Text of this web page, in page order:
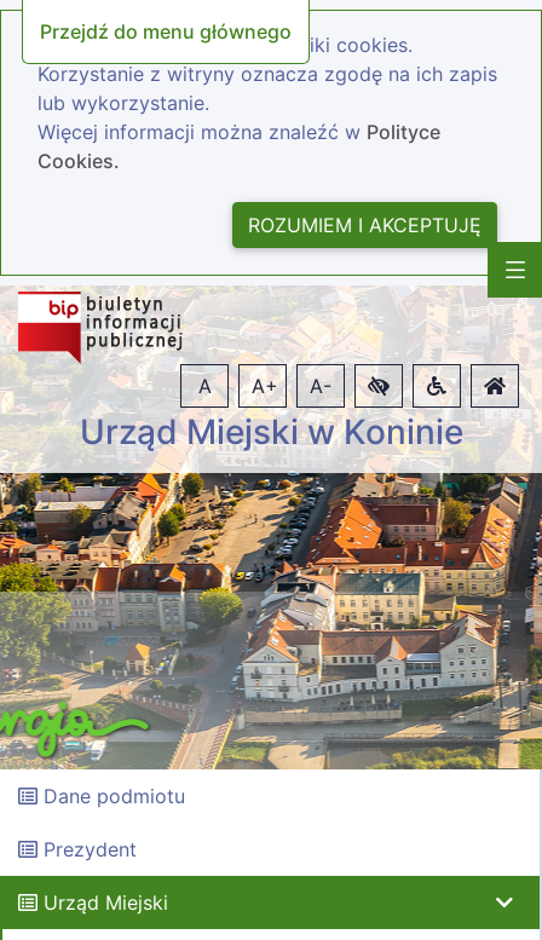
Przejdź do menu głównego
Nasza strona wykorzystuje pliki cookies.
Korzystanie z witryny oznacza zgodę na ich zapis
lub wykorzystanie.
Więcej informacji można znaleźć w Polityce
Cookies.
ROZUMIEM I AKCEPTUJĘ
Urząd Miejski w Koninie
A A+ A-
Dane podmiotu
Prezydent
Urząd Miejski